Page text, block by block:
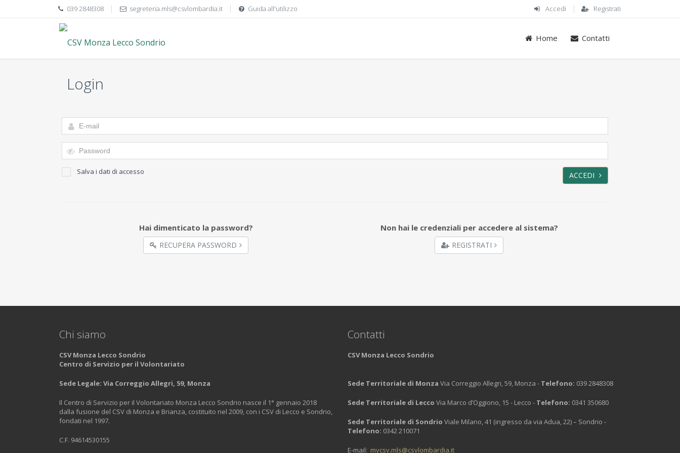
039 2848308 segreteria.mls@csvlombardia.it Guida all'utilizzo Accedi Registrati
Home Contatti
Login
Salva i dati di accesso ACCEDI
Hai dimenticato la password?
RECUPERA PASSWORD
Non hai le credenziali per accedere al sistema?
REGISTRATI
Chi siamo
CSV Monza Lecco Sondrio
Centro di Servizio per il Volontariato
Sede Legale: Via Correggio Allegri, 59​, Monza
Il Centro di Servizio per il Volontariato Monza Lecco Sondrio nasce il 1° gennaio 2018
dalla fusione del CSV di Monza e Brianza, costituito nel 2009, con i CSV di Lecco e Sondrio,
fondati nel 1997.
C.F. 94614530155
Contatti
CSV Monza Lecco Sondrio
Sede Territoriale di Monza Via Correggio Allegri, 59, Monza - Telefono: 039 2848308
Sede Territoriale di Lecco Via Marco d’Oggiono, 15 - Lecco - Telefono: 0341 350680
Sede Territoriale di Sondrio Viale Milano, 41 (ingresso da via Adua, 22) – Sondrio -
Telefono: 0342 210071
E-mail: mycsv.mls@csvlombardia.it